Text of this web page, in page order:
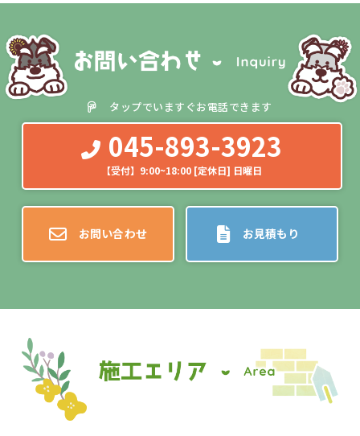
タップでいますぐお電話できます
045-893-3923
【受付】9:00~18:00 [定休日] 日曜日
お問い合わせ お見積もり